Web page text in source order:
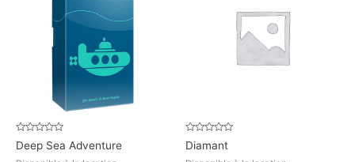
Note
0
Deep Sea Adventure
Note
0
Diamant